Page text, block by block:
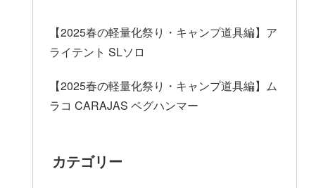
【2025春の軽量化祭り・キャンプ道具編】ア
ライテント SLソロ
【2025春の軽量化祭り・キャンプ道具編】ム
ラコ CARAJAS ペグハンマー
カテゴリー